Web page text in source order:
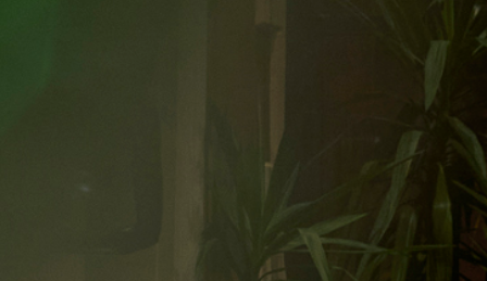
FESTIVALIS „THEATRIUM”
EDUKACIJA IR PARODOS
KULTŪROS PASAS